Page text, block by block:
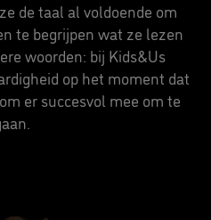
de taal al voldoende om
te begrijpen wat ze lezen
woorden: bij Kids&Us
op het moment dat
er succesvol mee om te